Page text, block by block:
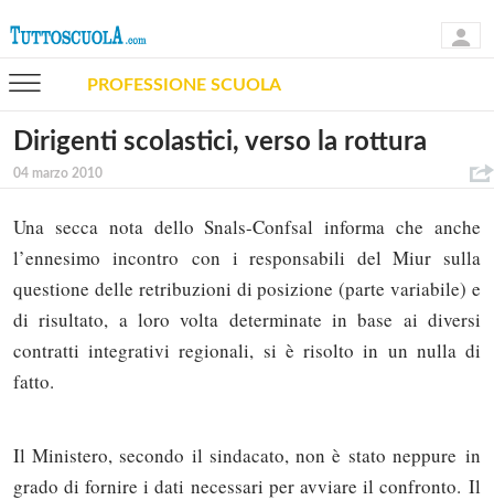
PROFESSIONE SCUOLA
Dirigenti scolastici, verso la rottura
04 marzo 2010
Una secca nota dello Snals-Confsal informa che anche
l’ennesimo incontro con i responsabili del Miur sulla
questione delle retribuzioni di posizione (parte variabile) e
di risultato, a loro volta determinate in base ai diversi
contratti integrativi regionali, si è risolto in un nulla di
fatto.
Il Ministero, secondo il sindacato, non è stato neppure in
grado di fornire i dati necessari per avviare il confronto. Il